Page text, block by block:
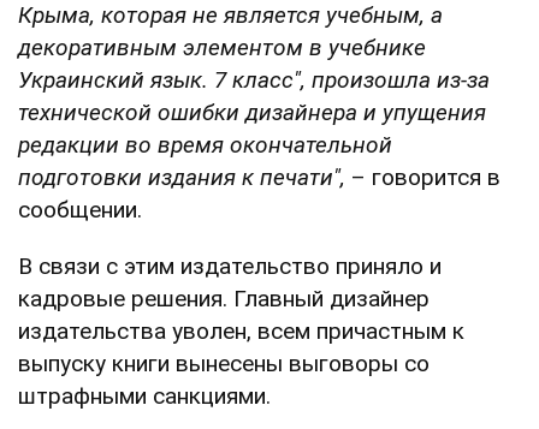
Крыма, которая не является учебным, а
декоративным элементом в учебнике
Украинский язык. 7 класс", произошла из-за
технической ошибки дизайнера и упущения
редакции во время окончательной
подготовки издания к печати", – говорится в
сообщении.
В связи с этим издательство приняло и
кадровые решения. Главный дизайнер
издательства уволен, всем причастным к
выпуску книги вынесены выговоры со
штрафными санкциями.